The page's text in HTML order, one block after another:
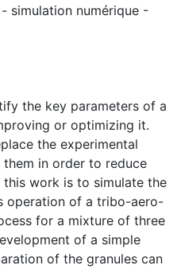
simulation numérique -
the key parameters of a
or optimizing it.
the experimental
in order to reduce
work is to simulate the
operation of a tribo-aero-
for a mixture of three
of a simple
of the granules can